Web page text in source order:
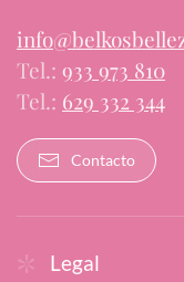
Tel.: 933 973 810
Tel.: 629 332 344
Contacto
Legal